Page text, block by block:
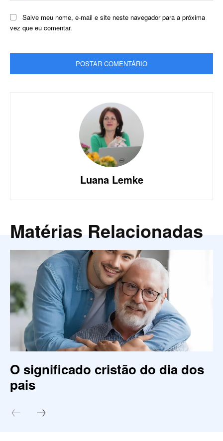
Salve meu nome, e-mail e site neste navegador para a próxima
vez que eu comentar.
Luana Lemke
Matérias Relacionadas
O significado cristão do dia dos
pais